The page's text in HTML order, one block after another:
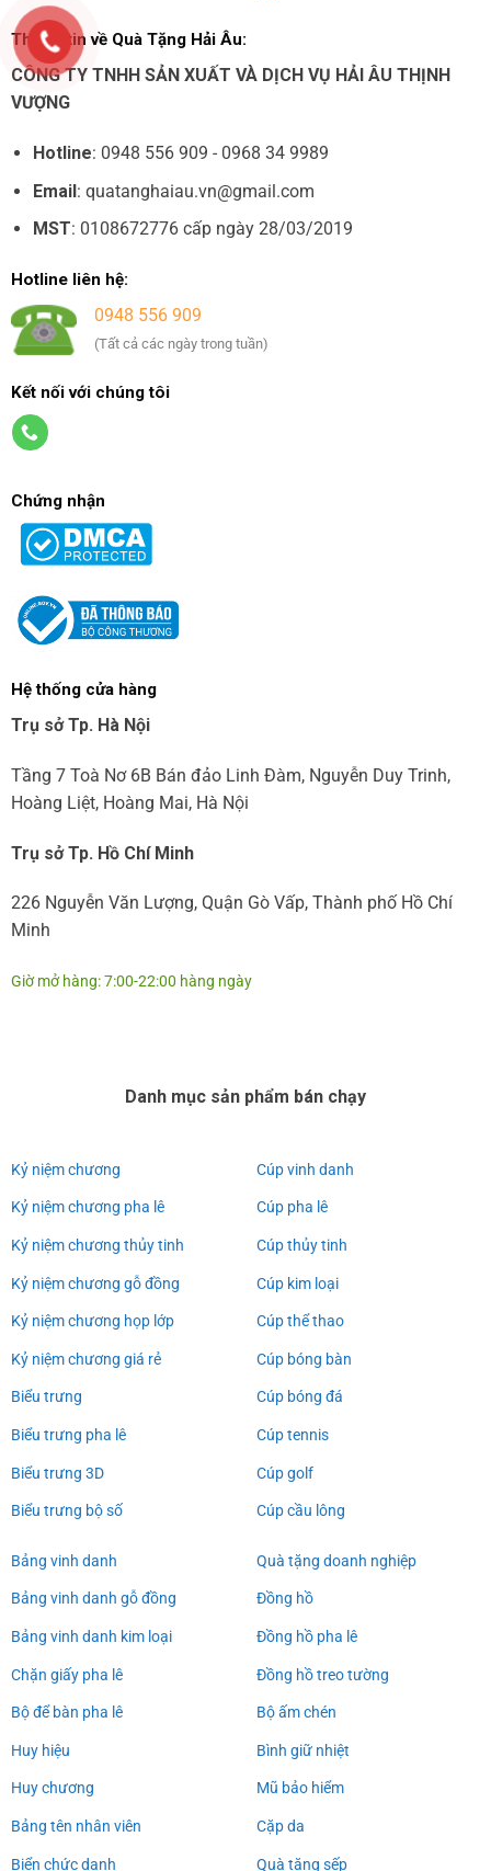
Thông tin về Quà Tặng Hải Âu:
CÔNG TY TNHH SẢN XUẤT VÀ DỊCH VỤ HẢI ÂU THỊNH
VƯỢNG
Hotline: 0948 556 909 - 0968 34 9989
Email: quatanghaiau.vn@gmail.com
MST: 0108672776 cấp ngày 28/03/2019
Hotline liên hệ:
0948 556 909
(Tất cả các ngày trong tuần)
Kết nối với chúng tôi
Chứng nhận
Hệ thống cửa hàng
Trụ sở Tp. Hà Nội
Tầng 7 Toà Nơ 6B Bán đảo Linh Đàm, Nguyễn Duy Trinh,
Hoàng Liệt, Hoàng Mai, Hà Nội
Trụ sở Tp. Hồ Chí Minh
226 Nguyễn Văn Lượng, Quận Gò Vấp, Thành phố Hồ Chí
Minh
Giờ mở hàng: 7:00-22:00 hàng ngày
Danh mục sản phẩm bán chạy
Kỷ niệm chương
Kỷ niệm chương pha lê
Kỷ niệm chương thủy tinh
Kỷ niệm chương gỗ đồng
Kỷ niệm chương họp lớp
Kỷ niệm chương giá rẻ
Biểu trưng
Biểu trưng pha lê
Biểu trưng 3D
Biểu trưng bộ số
Cúp vinh danh
Cúp pha lê
Cúp thủy tinh
Cúp kim loại
Cúp thể thao
Cúp bóng bàn
Cúp bóng đá
Cúp tennis
Cúp golf
Cúp cầu lông
Bảng vinh danh
Bảng vinh danh gỗ đồng
Bảng vinh danh kim loại
Chặn giấy pha lê
Bộ để bàn pha lê
Huy hiệu
Huy chương
Bảng tên nhân viên
Biển chức danh
Quà tặng doanh nghiệp
Đồng hồ
Đồng hồ pha lê
Đồng hồ treo tường
Bộ ấm chén
Bình giữ nhiệt
Mũ bảo hiểm
Cặp da
Quà tặng sếp